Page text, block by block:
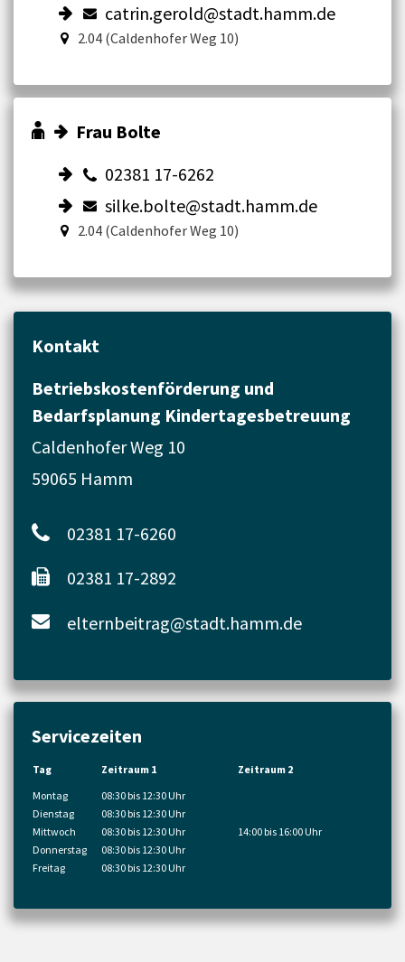
catrin.gerold@stadt.hamm.de
2.04 (Caldenhofer Weg 10)
Frau Bolte
02381 17-6262
silke.bolte@stadt.hamm.de
2.04 (Caldenhofer Weg 10)
Kontakt
Betriebskostenförderung und
Bedarfsplanung Kindertagesbetreuung
Caldenhofer Weg 10
59065 Hamm
02381 17-6260
02381 17-2892
elternbeitrag@stadt.hamm.de
Servicezeiten
Tag Zeitraum 1
Zeitraum 2
Montag
08:30 bis 12:30 Uhr
Dienstag
08:30 bis 12:30 Uhr
Mittwoch
08:30 bis 12:30 Uhr
14:00 bis 16:00 Uhr
Donnerstag
08:30 bis 12:30 Uhr
Freitag
08:30 bis 12:30 Uhr